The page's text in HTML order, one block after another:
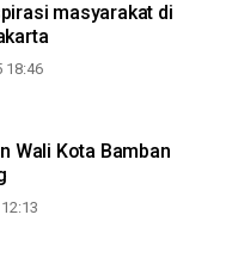
masyarakat di
18:46
Wali Kota Bamban